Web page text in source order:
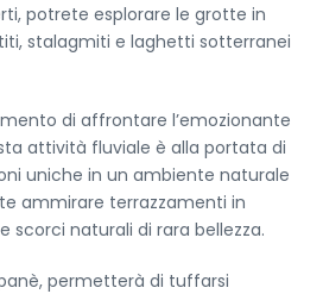
potrete esplorare le grotte in
stalagmiti e laghetti sotterranei
di affrontare l’emozionante
attività fluviale è alla portata di
uniche in un ambiente naturale
ammirare terrazzamenti in
scorci naturali di rara bellezza.
permetterà di tuffarsi